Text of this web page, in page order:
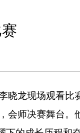
晓龙现场观看比
会师决赛舞台。